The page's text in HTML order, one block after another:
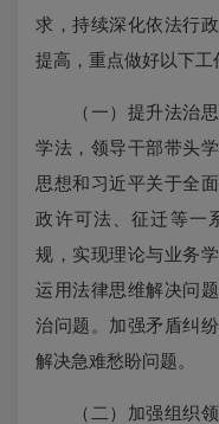
求，持续深化依法行
提高，重点做好以下工
（一）提升法治思
学法，领导干部带头
思想和习近平关于全
政许可法、征迁等一
规，实现理论与业务
运用法律思维解决问
治问题。加强矛盾纠
解决急难愁盼问题。
（二）加强组织领